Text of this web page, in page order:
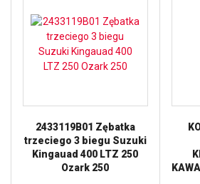
2433119B01 Zębatka
trzeciego 3 biegu Suzuki
Kingauad 400 LTZ 250
Ozark 250